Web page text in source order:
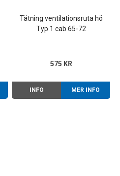
Tätning ventilationsruta hö
Typ 1 cab 65-72
575 KR
INFO MER INFO